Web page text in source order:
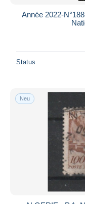
Année 2022-
Status
Neu